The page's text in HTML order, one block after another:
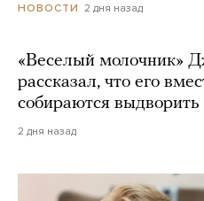
НОВОСТИ 2 дня назад
«Веселый молочник»
рассказал, что его
собираются выдворить
2 дня назад